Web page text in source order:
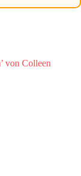
von Colleen